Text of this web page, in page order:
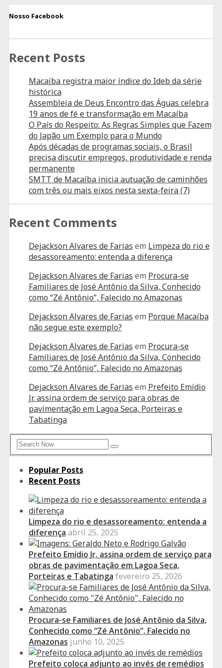
Nosso Facebook
Recent Posts
Macaíba registra maior índice do Ideb da série
histórica
Assembleia de Deus Encontro das Águas celebra
19 anos de fé e transformação em Macaíba
O País do Respeito: As Regras Simples que Fazem
do Japão um Exemplo para o Mundo
Após décadas de programas sociais, o Brasil
precisa discutir empregos, produtividade e renda
permanente
SMTT de Macaíba inicia autuação de caminhões
com três ou mais eixos nesta sexta-feira (7)
Recent Comments
Dejackson Alvares de Farias em Limpeza do rio e
desassoreamento: entenda a diferença
Dejackson Alvares de Farias em Procura-se
Familiares de José Antônio da Silva, Conhecido
como “Zé Antônio”, Falecido no Amazonas
Dejackson Alvares de Farias em Porque Macaíba
não segue este exemplo?
Dejackson Alvares de Farias em Procura-se
Familiares de José Antônio da Silva, Conhecido
como “Zé Antônio”, Falecido no Amazonas
Dejackson Alvares de Farias em Prefeito Emídio
Jr. assina ordem de serviço para obras de
pavimentação em Lagoa Seca, Porteiras e
Tabatinga
Search
for:
Search
Popular Posts
Recent Posts
Limpeza do rio e desassoreamento: entenda a
diferença abril 25, 2025
Prefeito Emídio Jr. assina ordem de serviço para
obras de pavimentação em Lagoa Seca,
Porteiras e Tabatinga fevereiro 25, 2026
Procura-se Familiares de José Antônio da Silva,
Conhecido como “Zé Antônio”, Falecido no
Amazonas junho 10, 2025
Prefeito coloca adjunto ao invés de remédios